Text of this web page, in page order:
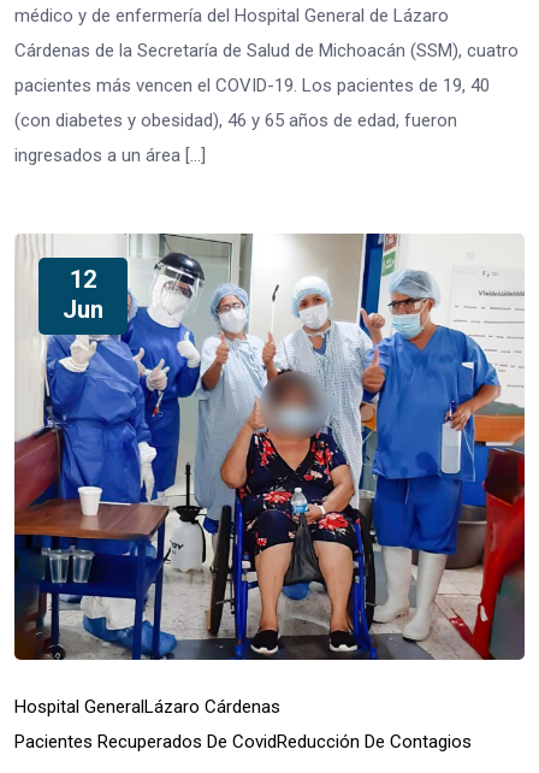
médico y de enfermería del Hospital General de Lázaro
Cárdenas de la Secretaría de Salud de Michoacán (SSM), cuatro
pacientes más vencen el COVID-19. Los pacientes de 19, 40
(con diabetes y obesidad), 46 y 65 años de edad, fueron
ingresados a un área […]
12
Jun
Hospital GeneralLázaro Cárdenas
Pacientes Recuperados De CovidReducción De Contagios